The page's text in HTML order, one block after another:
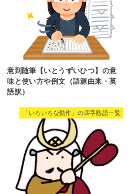
意到随筆【いとうずいひつ】の意
味と使い方や例文（語源由来・英
語訳）
「いろいろな動作」の四字熟語一覧